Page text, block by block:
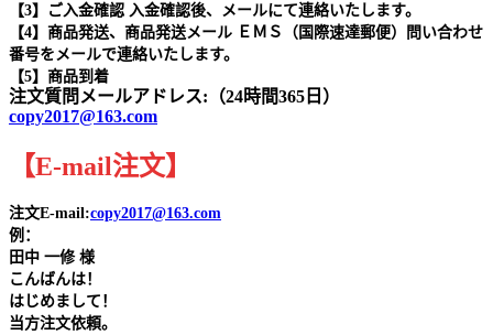
【3】ご入金確認 入金確認後、メールにて連絡いたします。
【4】商品発送、商品発送メール ＥＭＳ（国際速達郵便）問い合わせ
番号をメールで連絡いたします。
【5】商品到着
注文質問メールアドレス:（24時間365日）
copy2017@163.com
【E-mail注文】
注文E-mail:copy2017@163.com
例：
田中 一修 様
こんばんは！
はじめまして！
当方注文依頼。